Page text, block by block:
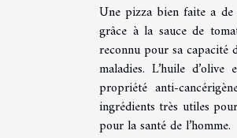
Une pizza bien faite a
grâce à la sauce de
reconnu pour sa capacité
maladies. L’huile
propriété anti-
ingrédients très utiles
pour la santé de l’homme.